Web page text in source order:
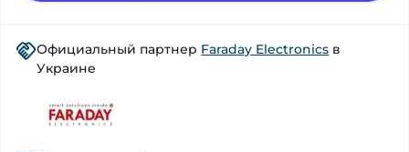
Официальный партнер Faraday Electronics в
Украине